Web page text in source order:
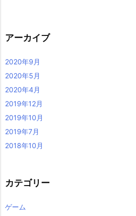
アーカイブ
2020年9月
2020年5月
2020年4月
2019年12月
2019年10月
2019年7月
2018年10月
カテゴリー
ゲーム